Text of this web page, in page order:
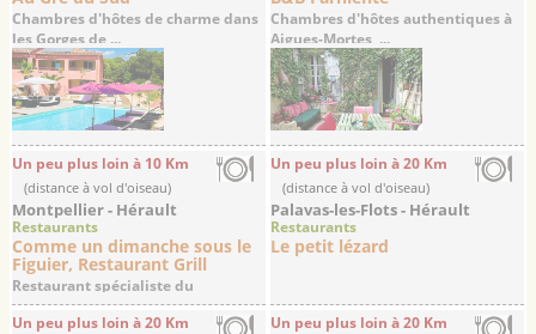
Chambres d'hôtes de charme dans
les Gorges de ...
Chambres d'hôtes authentiques à
Aigues-Mortes, ...
Un peu plus loin à 10 Km
(distance à vol d'oiseau)
Montpellier - Hérault
Restaurants
Comme un dimanche sous le
Figuier, Restaurant Grill
Restaurant spécialiste du
Barbecue, Bar à vins
Un peu plus loin à 20 Km
(distance à vol d'oiseau)
Palavas-les-Flots - Hérault
Restaurants
Le petit lézard
Un peu plus loin à 20 Km Un peu plus loin à 20 Km